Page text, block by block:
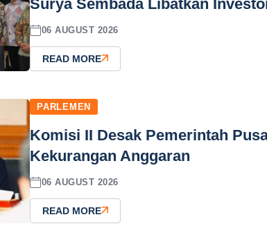
Surya Sembada Libatkan
06 AUGUST 2026
READ MORE
PARLEMEN
Komisi II Desak Pemerintah
Kekurangan Anggaran
06 AUGUST 2026
READ MORE